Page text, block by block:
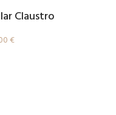
Claustro
€